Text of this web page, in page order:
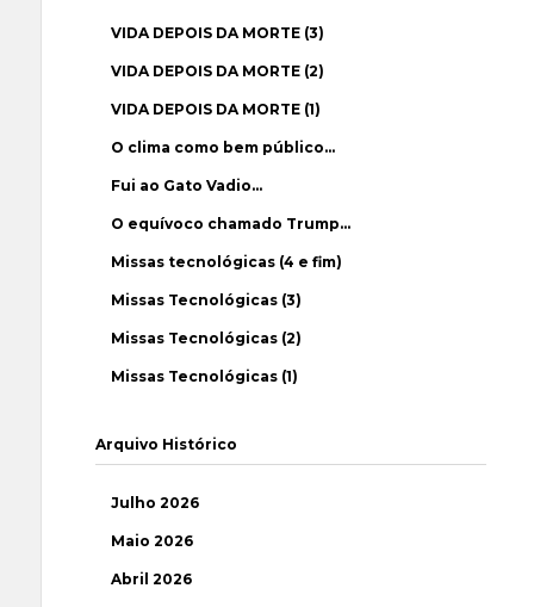
VIDA DEPOIS DA MORTE (3)
VIDA DEPOIS DA MORTE (2)
VIDA DEPOIS DA MORTE (1)
O clima como bem público…
Fui ao Gato Vadio…
O equívoco chamado Trump…
Missas tecnológicas (4 e fim)
Missas Tecnológicas (3)
Missas Tecnológicas (2)
Missas Tecnológicas (1)
Arquivo Histórico
Julho 2026
Maio 2026
Abril 2026